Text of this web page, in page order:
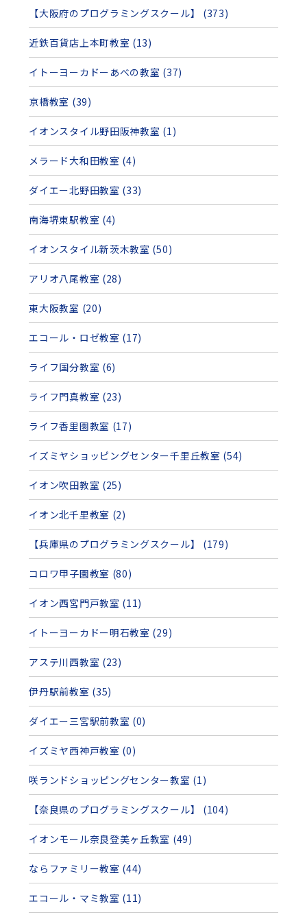
【大阪府のプログラミングスクール】 (373)
近鉄百貨店上本町教室 (13)
イトーヨーカドーあべの教室 (37)
京橋教室 (39)
イオンスタイル野田阪神教室 (1)
メラード大和田教室 (4)
ダイエー北野田教室 (33)
南海堺東駅教室 (4)
イオンスタイル新茨木教室 (50)
アリオ八尾教室 (28)
東大阪教室 (20)
エコール・ロゼ教室 (17)
ライフ国分教室 (6)
ライフ門真教室 (23)
ライフ香里園教室 (17)
イズミヤショッピングセンター千里丘教室 (54)
イオン吹田教室 (25)
イオン北千里教室 (2)
【兵庫県のプログラミングスクール】 (179)
コロワ甲子園教室 (80)
イオン西宮門戸教室 (11)
イトーヨーカドー明石教室 (29)
アステ川西教室 (23)
伊丹駅前教室 (35)
ダイエー三宮駅前教室 (0)
イズミヤ西神戸教室 (0)
咲ランドショッピングセンター教室 (1)
【奈良県のプログラミングスクール】 (104)
イオンモール奈良登美ヶ丘教室 (49)
ならファミリー教室 (44)
エコール・マミ教室 (11)